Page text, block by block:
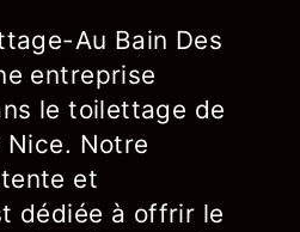
Au Bain Des
entreprise
le toilettage de
Notre
et
dédiée à offrir le